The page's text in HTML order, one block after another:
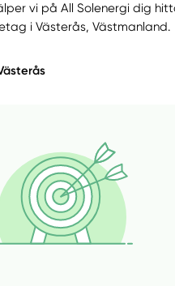
vi på All Solenergi dig
i Västerås, Västmanland.